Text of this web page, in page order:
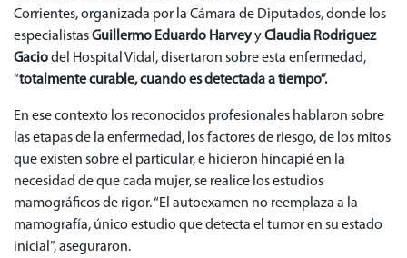
Corrientes, organizada por la Cámara de Diputados, donde los
especialistasGuillermo Eduardo HarveyyClaudia Rodriguez
Gaciodel Hospital Vidal, disertaron sobre esta enfermedad,
“totalmente curable, cuando es detectada a tiempo”.
En ese contexto los reconocidos profesionales hablaron sobre
las etapas de la enfermedad, los factores de riesgo, de los mitos
que existen sobre el particular, e hicieron hincapié en la
necesidad de que cada mujer, se realice los estudios
mamográficos de rigor. “El autoexamen no reemplaza a la
mamografía, único estudio que detecta el tumor en su estado
inicial”, aseguraron.